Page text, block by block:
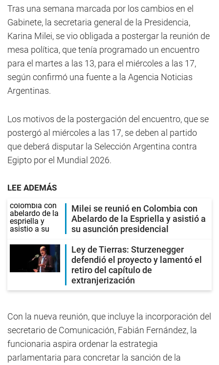
Tras una semana marcada por los cambios en el
Gabinete, la secretaria general de la Presidencia,
Karina Milei, se vio obligada a postergar la reunión de
mesa política, que tenía programado un encuentro
para el martes a las 13, para el miércoles a las 17,
según confirmó una fuente a la Agencia Noticias
Argentinas.
Los motivos de la postergación del encuentro, que se
postergó al miércoles a las 17, se deben al partido
que deberá disputar la Selección Argentina contra
Egipto por el Mundial 2026.
LEE ADEMÁS
Milei se reunió en Colombia con
Abelardo de la Espriella y asistió a
su asunción presidencial
Ley de Tierras: Sturzenegger
defendió el proyecto y lamentó el
retiro del capítulo de
extranjerización
Con la nueva reunión, que incluye la incorporación del
secretario de Comunicación, Fabián Fernández, la
funcionaria aspira ordenar la estrategia
parlamentaria para concretar la sanción de la